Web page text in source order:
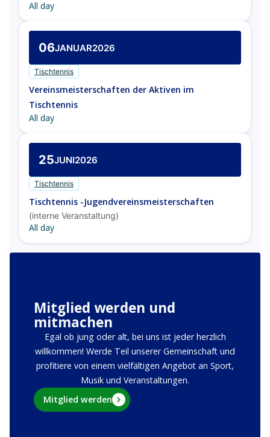
All day
06JANUAR2026
Tischtennis
Vereinsmeisterschaften der Aktiven im
Tischtennis
All day
25JUNI2026
Tischtennis
Tischtennis -Jugendvereinsmeisterschaften
All day
(interne Veranstaltung)
Mitglied werden und
mitmachen
Egal ob jung oder alt, bei uns ist jeder herzlich
willkommen! Werde Teil unserer Gemeinschaft und
profitiere von einem vielfältigen Angebot an Sport,
Musik und Veranstaltungen.
Mitglied werden